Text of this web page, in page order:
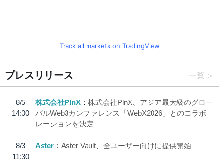
Track all markets on TradingView
プレスリリース 一覧
8/5
14:00
株式会社PlnX
株式会社PlnX、アジア最大級のグロー
バルWeb3カンファレンス「WebX2026」とのコラボ
レーションを決定
8/3
11:30
Aster Aster Vault、全ユーザー向けに提供開始